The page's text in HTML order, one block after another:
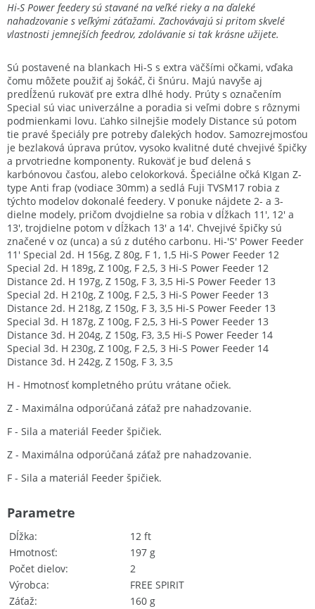
Hi-S Power feedery sú stavané na veľké rieky a na ďaleké
nahadzovanie s veľkými záťažami. Zachovávajú si pritom skvelé
vlastnosti jemnejších feedrov, zdolávanie si tak krásne užijete.
Sú postavené na blankach Hi-S s extra väčšími očkami, vďaka
čomu môžete použiť aj šokáč, či šnúru. Majú navyše aj
predĺženú rukoväť pre extra dlhé hody. Prúty s označením
Special sú viac univerzálne a poradia si veľmi dobre s rôznymi
podmienkami lovu. Ľahko silnejšie modely Distance sú potom
tie pravé špeciály pre potreby ďalekých hodov. Samozrejmosťou
je bezlaková úprava prútov, vysoko kvalitné duté chvejivé špičky
a prvotriedne komponenty. Rukoväť je buď delená s
karbónovou časťou, alebo celokorková. Špeciálne očká KIgan Z-
type Anti frap (vodiace 30mm) a sedlá Fuji TVSM17 robia z
týchto modelov dokonalé feedery. V ponuke nájdete 2- a 3-
dielne modely, pričom dvojdielne sa robia v dĺžkach 11', 12' a
13', trojdielne potom v dĺžkach 13' a 14'. Chvejivé špičky sú
značené v oz (unca) a sú z dutého carbonu. Hi-'S' Power Feeder
11' Special 2d. H 156g, Z 80g, F 1, 1,5 Hi-S Power Feeder 12
Special 2d. H 189g, Z 100g, F 2,5, 3 Hi-S Power Feeder 12
Distance 2d. H 197g, Z 150g, F 3, 3,5 Hi-S Power Feeder 13
Special 2d. H 210g, Z 100g, F 2,5, 3 Hi-S Power Feeder 13
Distance 2d. H 218g, Z 150g, F 3, 3,5 Hi-S Power Feeder 13
Special 3d. H 187g, Z 100g, F 2,5, 3 Hi-S Power Feeder 13
Distance 3d. H 204g, Z 150g, F3, 3,5 Hi-S Power Feeder 14
Special 3d. H 230g, Z 100g, F 2,5, 3 Hi-S Power Feeder 14
Distance 3d. H 242g, Z 150g, F 3, 3,5
H - Hmotnosť kompletného prútu vrátane očiek.
Z - Maximálna odporúčaná záťaž pre nahadzovanie.
F - Sila a materiál Feeder špičiek.
Z - Maximálna odporúčaná záťaž pre nahadzovanie.
F - Sila a materiál Feeder špičiek.
Dĺžka
12 ft
Hmotnosť
197 g
Počet dielov
2
Výrobca
FREE SPIRIT
Záťaž
160 g
Parametre